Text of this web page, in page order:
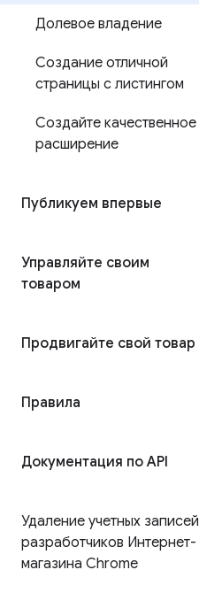
Долевое владение
Создание отличной
страницы с листингом
Создайте качественное
расширение
Публикуем впервые
Управляйте своим
товаром
Продвигайте свой товар
Правила
Документация по API
Удаление учетных записей
разработчиков Интернет-
магазина Chrome